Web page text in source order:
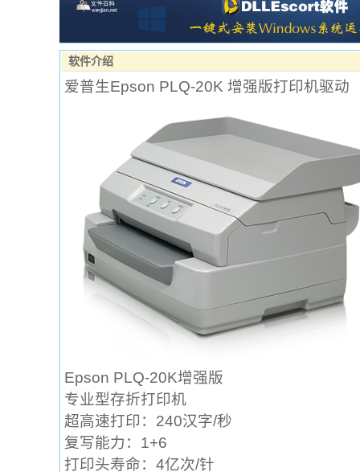
软件介绍
爱普生Epson PLQ-20K 增强版打印机驱动
Epson PLQ-20K增强版
专业型存折打印机
超高速打印：240汉字/秒
复写能力：1+6
打印头寿命：4亿次/针